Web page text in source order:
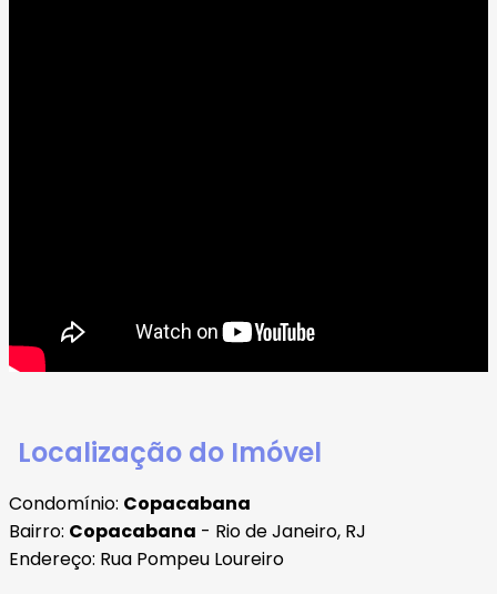
Localização do Imóvel
Condomínio: Copacabana
Bairro: Copacabana - Rio de Janeiro, RJ
Endereço: Rua Pompeu Loureiro